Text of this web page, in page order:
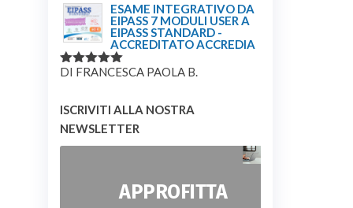
ESAME INTEGRATIVO DA
EIPASS 7 MODULI USER A
EIPASS STANDARD -
ACCREDITATO ACCREDIA
VALUTATO
DI FRANCESCA PAOLA B.
ISCRIVITI ALLA NOSTRA
NEWSLETTER
APPROFITTA